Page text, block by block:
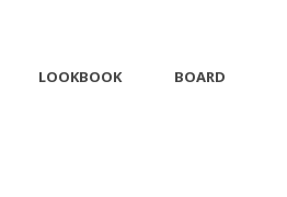
LOOKBOOK BOARD